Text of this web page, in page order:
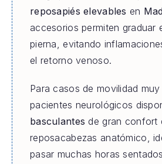
reposapiés elevables en
accesorios permiten graduar
pierna, evitando
el retorno venoso.
Para casos de movilidad
pacientes neurológicos
basculantes de gran confort
reposacabezas anatómico,
pasar muchas horas